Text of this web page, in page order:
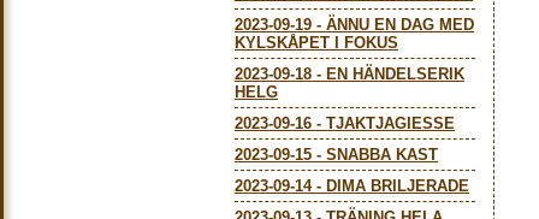
2023-09-19 - ÄNNU EN DAG MED
KYLSKÅPET I FOKUS
2023-09-18 - EN HÄNDELSERIK
HELG
2023-09-16 - TJAKTJAGIESSE
2023-09-15 - SNABBA KAST
2023-09-14- DIMA BRILJERADE